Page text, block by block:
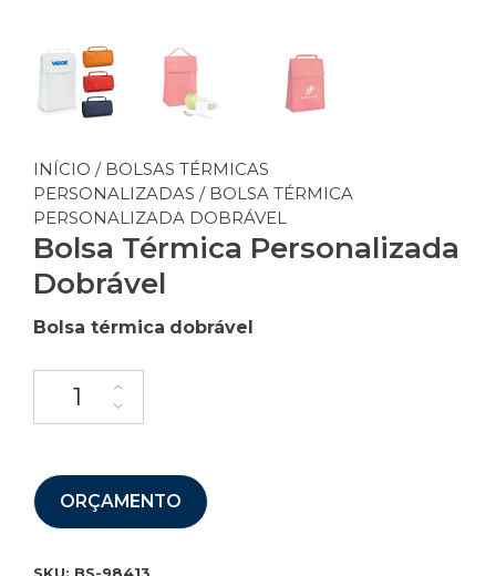
INÍCIO / BOLSAS TÉRMICAS
PERSONALIZADAS / BOLSA TÉRMICA
PERSONALIZADA DOBRÁVEL
Bolsa Térmica Personalizada
Dobrável
Bolsa térmica dobrável
ORÇAMENTO
SKU: BS-98413